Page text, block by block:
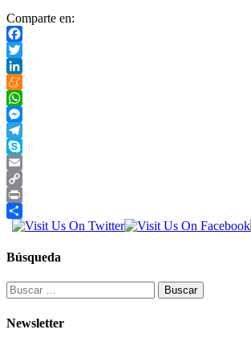
Comparte en:
Facebook
Twitter
LinkedIn
Meneame
WhatsApp
Messenger
Telegram
Skype
Email
Copy
Link
Print
Compartir
Búsqueda
Buscar:
Newsletter